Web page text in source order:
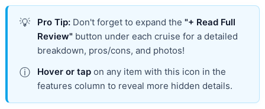
💡 Pro Tip:Don't forget to expand the "+ Read Full
Review" button under each cruise for a detailed
breakdown, pros/cons, and photos!
ⓘ Hover or tapon any item with this icon in the
features column to reveal more hidden details.